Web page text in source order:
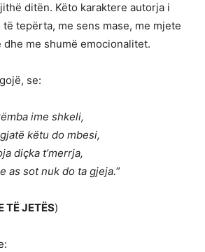
ditën. Këto karaktere autorja i
tepërta, me sens mase, me mjete
me shumë emocionalitet.
se:
ime shkeli,
këtu do mbesi,
diçka t’merrja,
as sot nuk do ta gjeja.”
TË JETËS)